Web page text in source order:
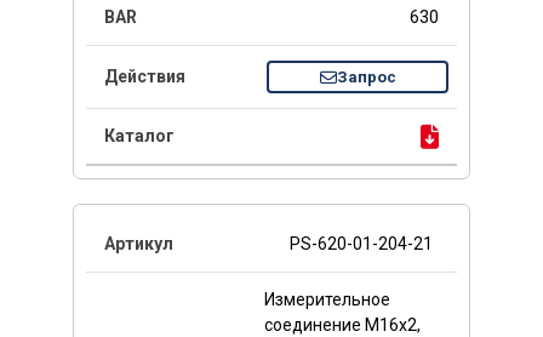
630
Запрос
PS-620-01-204-21
Измерительное
соединение M16x2,